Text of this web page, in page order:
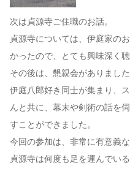
次は貞源寺ご住職のお話。
貞源寺については、伊庭家の
かったので、とても興味深く
その後は、懇親会がありました
伊庭八郎好き同士が集まり、
んと共に、幕末や剣術の話を
すことができました。
今回の参加は、非常に有意義な
貞源寺は何度も足を運んでい